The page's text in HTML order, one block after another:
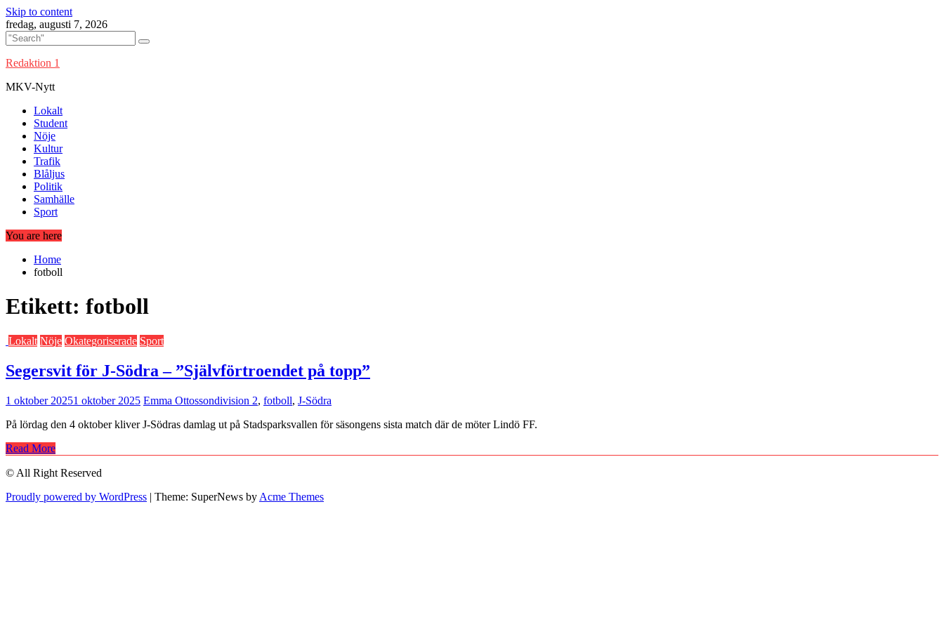
Skip to content
fredag, augusti 7, 2026
Redaktion 1
MKV-Nytt
Lokalt
Student
Nöje
Kultur
Trafik
Blåljus
Politik
Samhälle
Sport
You are here
Home
fotboll
Etikett: fotboll
Lokalt Nöje Okategoriserade Sport
Segersvit för J-Södra – ”Självförtroendet på topp”
1 oktober 20251 oktober 2025 Emma Ottossondivision 2, fotboll, J-Södra
På lördag den 4 oktober kliver J-Södras damlag ut på Stadsparksvallen för säsongens sista match där de möter Lindö FF.
Read More
© All Right Reserved
Proudly powered by WordPress | Theme: SuperNews by Acme Themes